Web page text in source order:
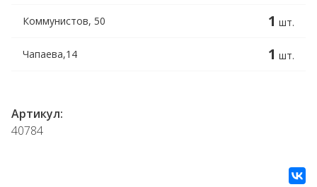
Коммунистов, 50 1 шт.
Чапаева,14 1 шт.
Артикул:
40784